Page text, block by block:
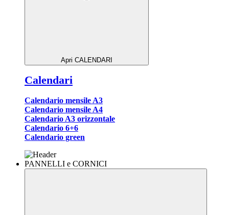
Apri CALENDARI
Calendari
Calendario mensile A3
Calendario mensile A4
Calendario A3 orizzontale
Calendario 6+6
Calendario green
PANNELLI e CORNICI